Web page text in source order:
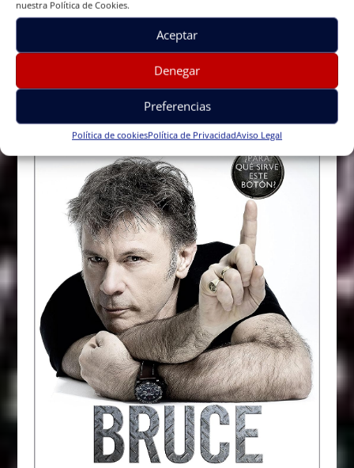
nuestra Política de Cookies.
Aceptar
Denegar
Preferencias
Política de cookiesPolítica de PrivacidadAviso Legal